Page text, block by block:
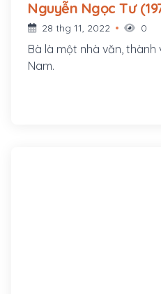
Nguyễn
28 thg 11, 2022 0
Bà là một nhà văn, thành
Nam.